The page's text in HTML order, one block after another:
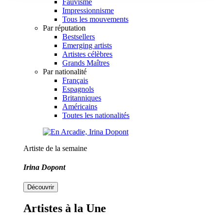
Impressionnisme
Tous les mouvements
Par réputation
Bestsellers
Emerging artists
Artistes célèbres
Grands Maîtres
Par nationalité
Français
Espagnols
Britanniques
Américains
Toutes les nationalités
Artiste de la semaine
Irina Dopont
Découvrir
Artistes à la Une